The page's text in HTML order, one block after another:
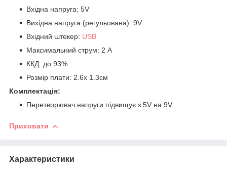
Вхідна напруга: 5V
Вихідна напруга (регульована): 9V
Вхідний штекер: USB
Максимальний струм: 2 А
ККД: до 93%
Розмір плати: 2.6х 1.3см
Комплектація:
Перетворювач напруги підвищує з 5V на 9V
Приховати
Характеристики